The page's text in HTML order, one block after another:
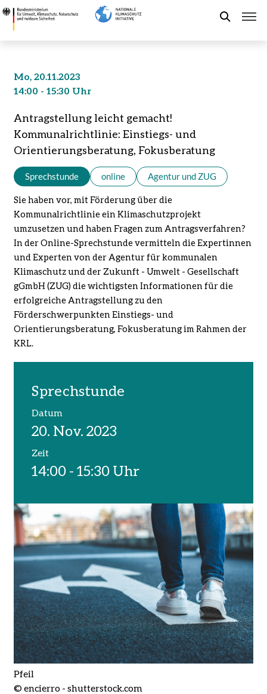
Direkt
zum
Antragstellung
leicht
und
Orientierungsberatung,
Fokusberatung
Bundesministerium
für
Umwelt,
Klimaschutz,
Naturschutz
und
nukleare
Sicherheit
Aktuelles
Leichte Sprache
Mo, 20.11.2023
14:00 - 15:30 Uhr
Antragstellung leicht gemacht!
Kommunalrichtlinie: Einstiegs- und
Orientierungsberatung, Fokusberatung
Sprechstunde online Agentur und ZUG
Sie haben vor, mit Förderung über die
Kommunalrichtlinie ein Klimaschutzprojekt
umzusetzen und haben Fragen zum Antragsverfahren?
In der Online-Sprechstunde vermitteln die Expertinnen
und Experten von der Agentur für kommunalen
Klimaschutz und der Zukunft - Umwelt - Gesellschaft
gGmbH (ZUG) die wichtigsten Informationen für die
erfolgreiche Antragstellung zu den
Förderschwerpunkten Einstiegs- und
Orientierungsberatung, Fokusberatung im Rahmen der
KRL.
Sprechstunde
Datum
20. Nov. 2023
Zeit
14:00 - 15:30 Uhr
Pfeil
© encierro - shutterstock.com